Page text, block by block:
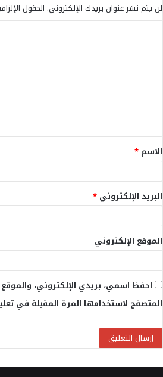
لن يتم نشر عنوان بريدك الإلكتروني. الحقول
ق
*
الاسم *
البريد الإلكتروني *
الموقع الإلكتروني
احفظ اسمي، بريدي الإلكتروني،
المتصفح لاستخدامها المرة المقبلة في